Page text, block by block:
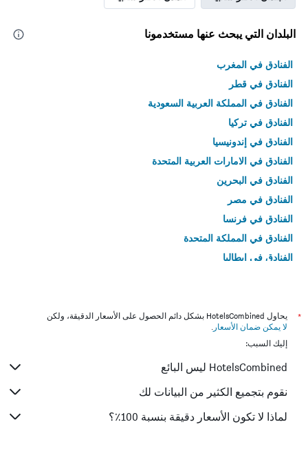
البلدان التي يبحث عنها مستخدمونا
الفنادق في المغرب
الفنادق في قطر
الفنادق في المملكة العربية السعودية
الفنادق في تركيا
الفنادق في إندونيسيا
الفنادق في الامارات العربية المتحدة
الفنادق في البحرين
الفنادق في مصر
الفنادق في فرنسا
الفنادق في المملكة المتحدة
الفنادق في إيطاليا
*
يحاول HotelsCombined بشكل دائم الحصول على الأسعار الدقيقة، ولكن
لا يمكن ضمان الأسعار .
إليك السبب:
HotelsCombined ليس البائع
نقوم بتجميع الكثير من البيانات لك
لماذا لا تكون الأسعار دقيقة بنسبة 100٪؟